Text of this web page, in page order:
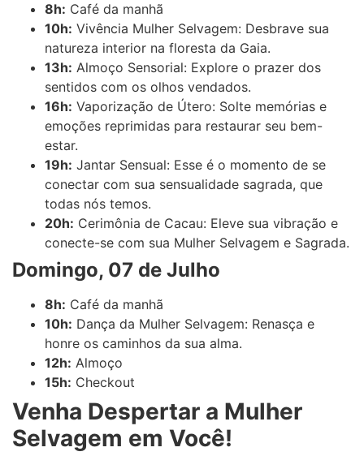
8h: Café da manhã
10h: Vivência Mulher Selvagem: Desbrave sua
natureza interior na floresta da Gaia.
13h: Almoço Sensorial: Explore o prazer dos
sentidos com os olhos vendados.
16h: Vaporização de Útero: Solte memórias e
emoções reprimidas para restaurar seu bem-
estar.
19h: Jantar Sensual: Esse é o momento de se
conectar com sua sensualidade sagrada, que
todas nós temos.
20h: Cerimônia de Cacau: Eleve sua vibração e
conecte-se com sua Mulher Selvagem e Sagrada.
Domingo, 07 de Julho
8h: Café da manhã
10h: Dança da Mulher Selvagem: Renasça e
honre os caminhos da sua alma.
12h: Almoço
15h: Checkout
Venha Despertar a Mulher
Selvagem em Você!